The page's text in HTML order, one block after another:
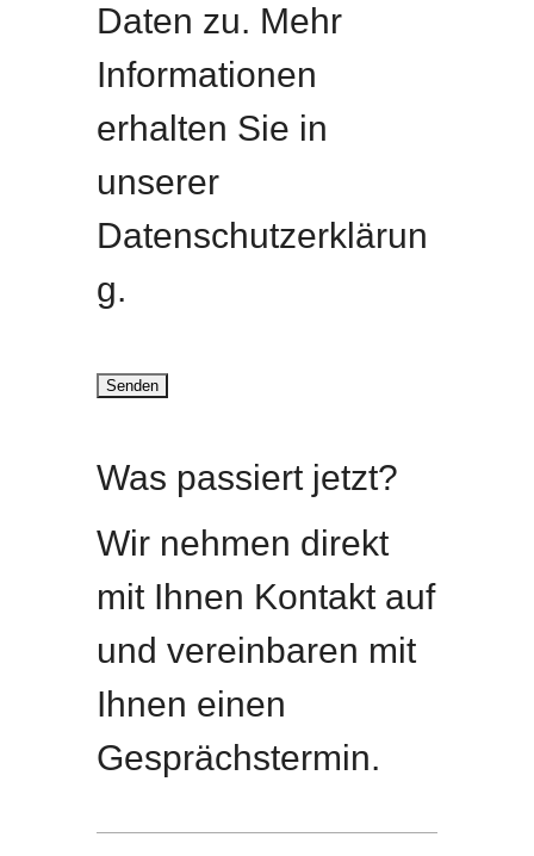
Daten zu. Mehr
Informationen
erhalten Sie in
unserer
Datenschutzerklärun
g.
Was passiert jetzt?
Wir nehmen direkt
mit Ihnen Kontakt auf
und vereinbaren mit
Ihnen einen
Gesprächstermin.